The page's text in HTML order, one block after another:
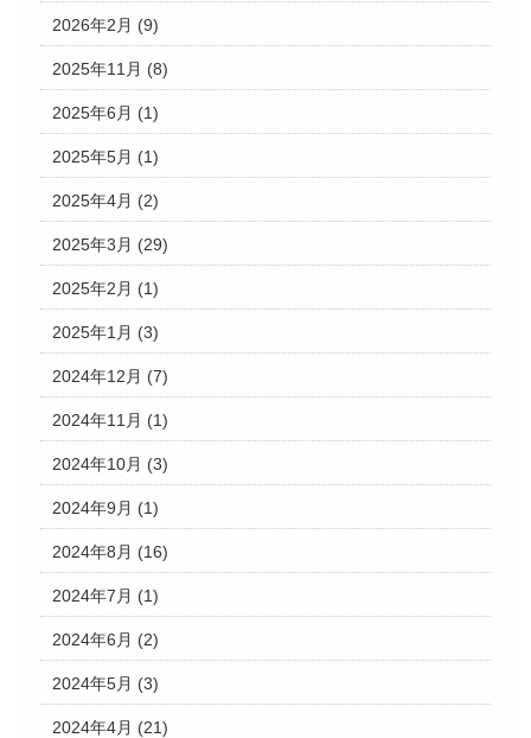
2026年2月 (9)
2025年11月 (8)
2025年6月 (1)
2025年5月 (1)
2025年4月 (2)
2025年3月 (29)
2025年2月 (1)
2025年1月 (3)
2024年12月 (7)
2024年11月 (1)
2024年10月 (3)
2024年9月 (1)
2024年8月 (16)
2024年7月 (1)
2024年6月 (2)
2024年5月 (3)
2024年4月 (21)